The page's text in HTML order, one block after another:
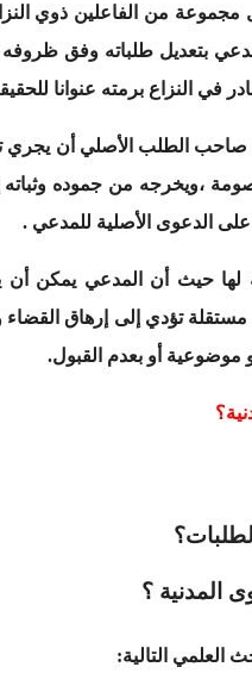
من الفاعلين ذوي
بتعديل طلباته وفق
النزاع برمته عنوانا
صاحب الطلب الأصلي أن يجري
،ويخرجه من جموده
الدعوى الأصلية للمدعي .
لها حيث أن المدعي يمكن
تؤدي إلى إرهاق القضاء
موضوعية أو بعدم القبول.
المدنية ؟
العلمي التالية: